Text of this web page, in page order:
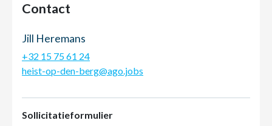
Contact
Jill Heremans
+32 15 75 61 24
heist-op-den-berg@ago.jobs
Sollicitatieformulier